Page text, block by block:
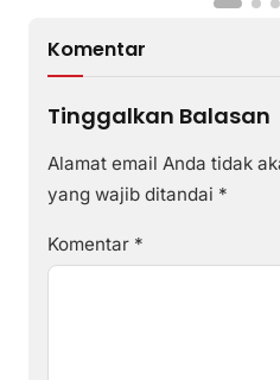
Komentar
Tinggalkan Balasan
Alamat email Anda tidak
yang wajib ditandai *
Komentar *